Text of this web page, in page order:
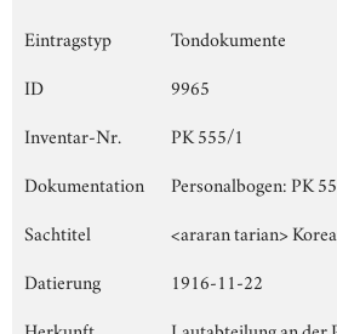
Eintragstyp
Tondokumente
ID
9965
Inventar-Nr.
PK 555/1
Dokumentation
Personalbogen: PK
Sachtitel
<araran tarian>
Datierung
1916-11-22